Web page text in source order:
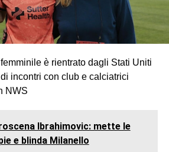
è rientrato dagli Stati Uniti
incontri con club e calciatrici
NWS
Ibrahimovic: mette le
e blinda Milanello